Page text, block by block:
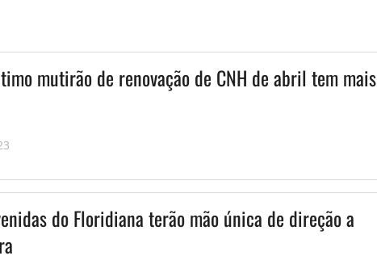
mutirão de renovação de CNH de abril tem mais
do Floridiana terão mão única de direção a